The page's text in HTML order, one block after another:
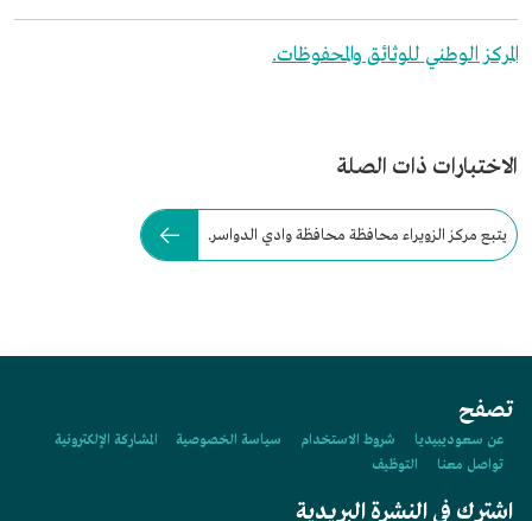
المركز الوطني للوثائق والمحفوظات.
الاختبارات ذات الصلة
يتبع مركز الزويراء محافظة محافظة وادي الدواسر.
تصفح
عن سعوديبيديا شروط الاستخدام سياسة الخصوصية
المشاركة الإلكترونية
تواصل معنا
التوظيف
اشترك في النشرة البريدية